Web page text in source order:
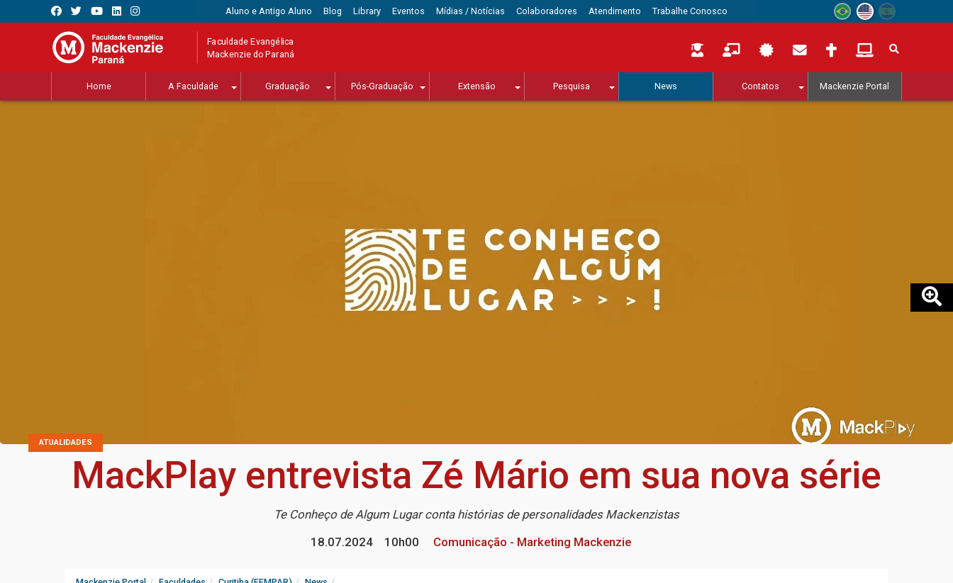
Aluno e Antigo Aluno Blog Library Eventos Mídias / Notícias Colaboradores Atendimento Trabalhe Conosco
Faculdade Evangélica
Mackenzie do Paraná
Home A Faculdade Graduação Pós-Graduação Extensão Pesquisa News Contatos Mackenzie Portal
ATUALIDADES
MackPlay entrevista Zé Mário em sua nova série
Te Conheço de Algum Lugar conta histórias de personalidades Mackenzistas
18.07.2024
10h00 Comunicação - Marketing Mackenzie